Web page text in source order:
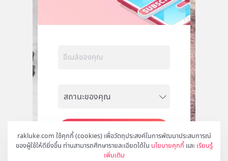
rakluke.com ใช้คุกกี้ (cookies) เพื่อวัตถุประสงค์ในการพัฒนาประสบการณ์
ของผู้ใช้ให้ดียิ่งขึ้น ท่านสามารถศึกษารายละเอียดได้ใน นโยบายคุกกี้ และ เรียนรู้
เพิ่มเติม
สมัคร